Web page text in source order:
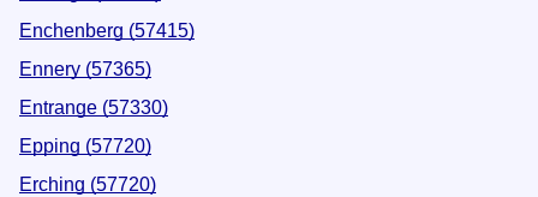
Enchenberg (57415)
Ennery (57365)
Entrange (57330)
Epping (57720)
Erching (57720)